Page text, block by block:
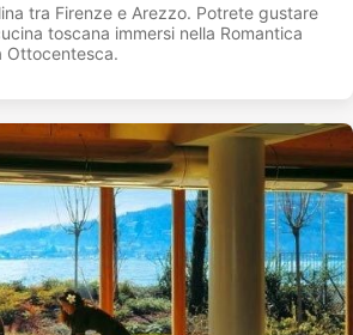
tra Firenze e Arezzo. Potrete gustare
toscana immersi nella Romantica
Ottocentesca.